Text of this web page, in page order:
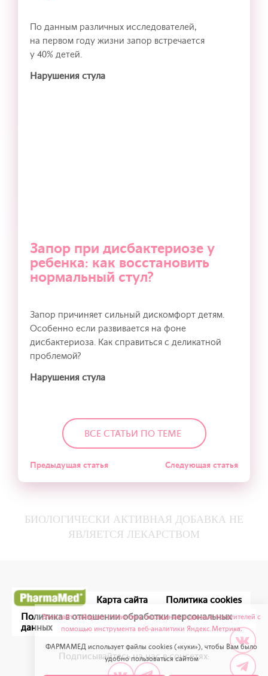
По данным различных исследователей,
на первом году жизни запор встречается
у 40% детей.
Нарушения стула
Запор при дисбактериозе у
ребенка: как восстановить
нормальный стул?
Запор причиняет сильный дискомфорт детям.
Особенно если развивается на фоне
дисбактериоза. Как справиться с деликатной
проблемой?
Нарушения стула
ВСЕ СТАТЬИ ПО ТЕМЕ
Предыдущая статья Следующая статья
БИОЛОГИЧЕСКИ АКТИВНАЯ ДОБАВКА НЕ
ЯВЛЯЕТСЯ ЛЕКАРСТВОМ
Карта сайта
Политика cookies
Политика в отношении обработки персональных
данных
Подписывайтесь на нас в соцсетях:
Этот сайт собирает статистику посещения и данные посетителей с
помощью инструмента веб-аналитики Яндекс.Метрика.
ФАРМАМЕД использует файлы cookies («куки»), чтобы Вам было
удобно пользоваться сайтом